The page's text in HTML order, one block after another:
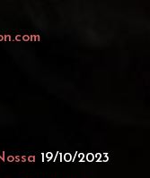
19/10/2023